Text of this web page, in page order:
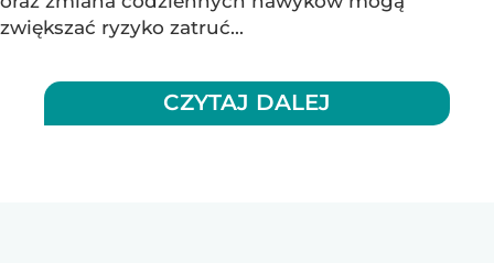
zwiększać ryzyko zatruć...
CZYTAJ DALEJ